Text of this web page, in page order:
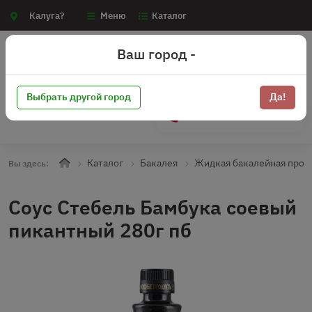
Калуга? Меню Каталог
Вы здесь: Каталог Бакалея Жидкая бакалейная
Соус Стебель Бамбука соевый
пикантный 280г пб
Ваш город -
Выбрать другой город Да!